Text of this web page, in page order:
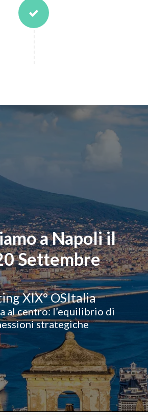
a Napoli il
Settembre
XIX° OSItalia
al centro: l’equilibrio di
strategiche